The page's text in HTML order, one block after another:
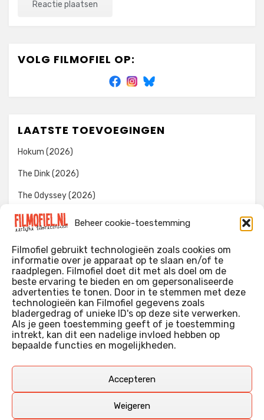
Beheer cookie-toestemming
Filmofiel gebruikt technologieën zoals cookies om
informatie over je apparaat op te slaan en/of te
raadplegen. Filmofiel doet dit met als doel om de
beste ervaring te bieden en om gepersonaliseerde
advertenties te tonen. Door in te stemmen met deze
technologieën kan Filmofiel gegevens zoals
bladergedrag of unieke ID's op deze site verwerken.
Als je geen toestemming geeft of je toestemming
intrekt, kan dit een nadelige invloed hebben op
bepaalde functies en mogelijkheden.
Accepteren
Weigeren
VOLG FILMOFIEL OP:
LAATSTE TOEVOEGINGEN
Hokum (2026)
The Dink (2026)
The Odyssey (2026)
Evil Dead Burn (2026)
WIE IK BEN…?
Ik ben ooit begonnen met m’n recensies omdat ik zoveel
films keek dat ik af en toe niet meer wist welke ik nu wel of
niet gezien had. Ik ben een filmliefhebber, heb als hobby nog
erg lang in een videotheek gewerkt, en heb als coproducent
Deze recensies zijn dan ook vooral vrij pretentieloze
aangevuld met een groeiende kennis over de kunde én de
kunst van het maken van film.